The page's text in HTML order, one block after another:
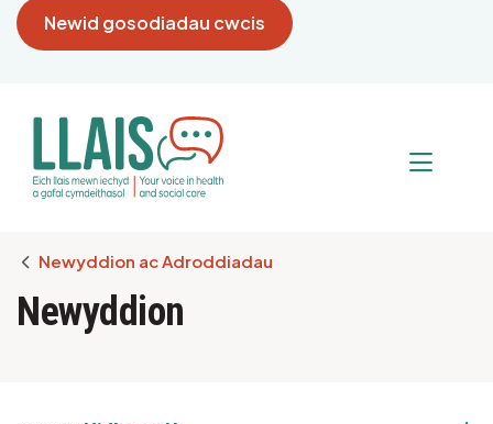
Newid gosodiadau cwcis
Breadcrumb
Newyddion ac Adroddiadau
Newyddion